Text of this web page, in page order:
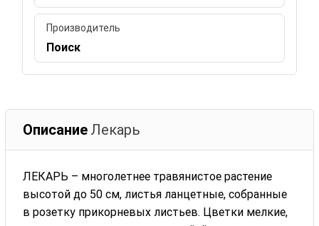
Производитель
Поиск
Описание Лекарь
ЛЕКАРЬ – многолетнее травянистое растение
высотой до 50 см, листья ланцетные, собранные
в розетку прикорневых листьев. Цветки мелкие,